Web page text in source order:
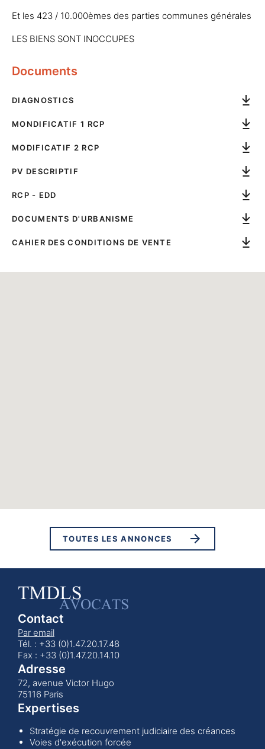
Et les 423 / 10.000èmes des parties communes générales
LES BIENS SONT INOCCUPES
Documents
DIAGNOSTICS
MONDIFICATIF 1 RCP
MODIFICATIF 2 RCP
PV DESCRIPTIF
RCP - EDD
DOCUMENTS D'URBANISME
CAHIER DES CONDITIONS DE VENTE
TOUTES LES ANNONCES
Contact
Par email
Tél. : +33 (0)1.47.20.17.48
Fax : +33 (0)1.47.20.14.10
Adresse
72, avenue Victor Hugo
75116 Paris
Expertises
Stratégie de recouvrement judiciaire des créances
Voies d'exécution forcée